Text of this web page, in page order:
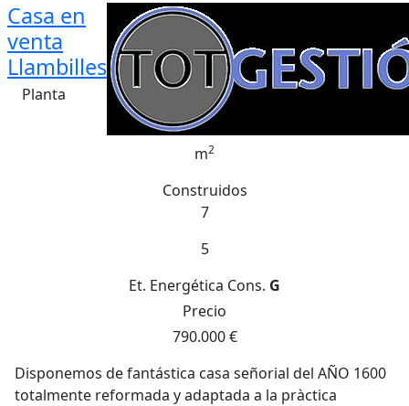
Casa en
venta
Llambilles
Planta
m2
Construidos
7
5
Et. Energética Cons. G
Precio
790.000 €
Disponemos de fantástica casa señorial del AÑO 1600
totalmente reformada y adaptada a la pràctica